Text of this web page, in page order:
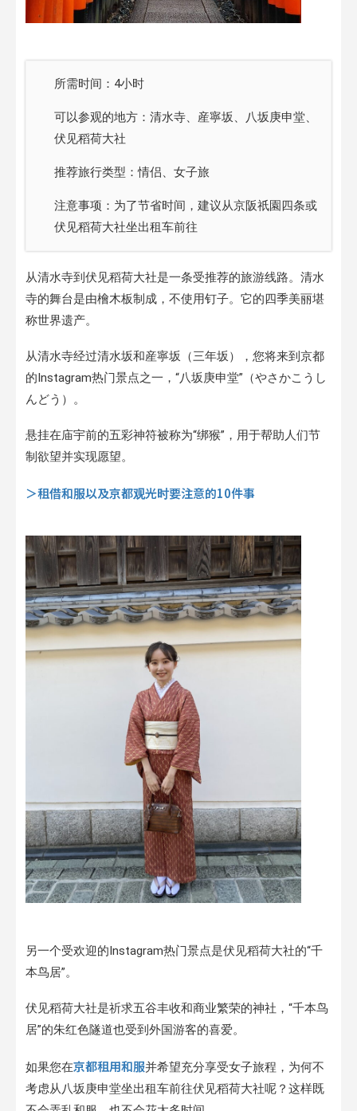
所需时间：4小时
可以参观的地方：清水寺、産寧坂、八坂庚申堂、
伏见稻荷大社
推荐旅行类型：情侣、女子旅
注意事项：为了节省时间，建议从京阪祇園四条或
伏见稻荷大社坐出租车前往
从清水寺到伏见稻荷大社是一条受推荐的旅游线路。清水
寺的舞台是由檜木板制成，不使用钉子。它的四季美丽堪
称世界遗产。
从清水寺经过清水坂和産寧坂（三年坂），您将来到京都
的Instagram热门景点之一，“八坂庚申堂”（やさかこうし
んどう）。
悬挂在庙宇前的五彩神符被称为“绑猴”，用于帮助人们节
制欲望并实现愿望。
＞租借和服以及京都观光时要注意的10件事
另一个受欢迎的Instagram热门景点是伏见稻荷大社的“千
本鸟居”。
伏见稻荷大社是祈求五谷丰收和商业繁荣的神社，“千本鸟
居”的朱红色隧道也受到外国游客的喜爱。
如果您在京都租用和服并希望充分享受女子旅程，为何不
考虑从八坂庚申堂坐出租车前往伏见稻荷大社呢？这样既